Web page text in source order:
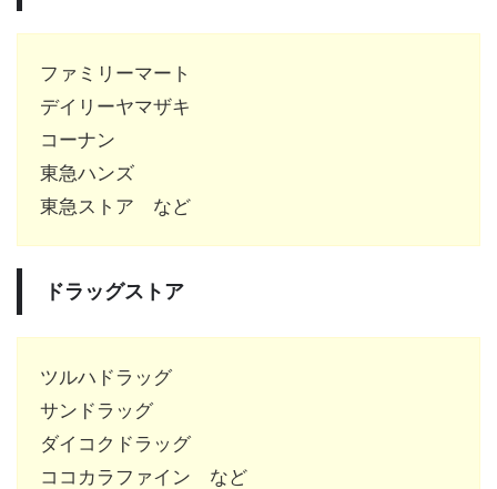
ファミリーマート
デイリーヤマザキ
コーナン
東急ハンズ
東急ストア など
ドラッグストア
ツルハドラッグ
サンドラッグ
ダイコクドラッグ
ココカラファイン など